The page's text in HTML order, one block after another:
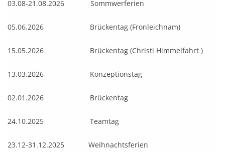
03.08-21.08.2026 Sommwerferien
05.06.2026 Brückentag (Fronleichnam)
15.05.2026 Brückentag (Christi Himmelfahrt )
13.03.2026 Konzeptionstag
02.01.2026 Brückentag
24.10.2025 Teamtag
23.12-31.12.2025 Weihnachtsferien